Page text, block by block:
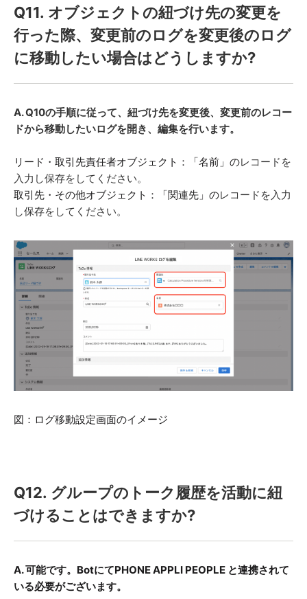
Q11. オブジェクトの紐づけ先の変更を
行った際、変更前のログを変更後のログ
に移動したい場合はどうしますか?
A. Q10の手順に従って、紐づけ先を変更後、変更前のレコー
ドから移動したいログを開き、編集を行います。
リード・取引先責任者オブジェクト：「名前」のレコードを
入力し保存をしてください。
取引先・その他オブジェクト：「関連先」のレコードを入力
し保存をしてください。
図：ログ移動設定画面のイメージ
Q12. グループのトーク履歴を活動に紐
づけることはできますか?
A. 可能です。BotにてPHONE APPLI PEOPLE と連携されて
いる必要がございます。